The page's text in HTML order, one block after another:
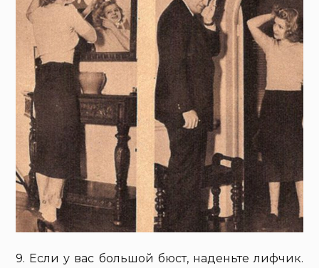
9. Если у вас большой бюст, наденьте лифчик.